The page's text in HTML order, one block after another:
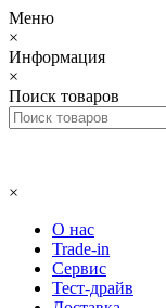
Меню
×
Информация
×
Поиск товаров
×
О нас
Trade-in
Сервис
Тест-драйв